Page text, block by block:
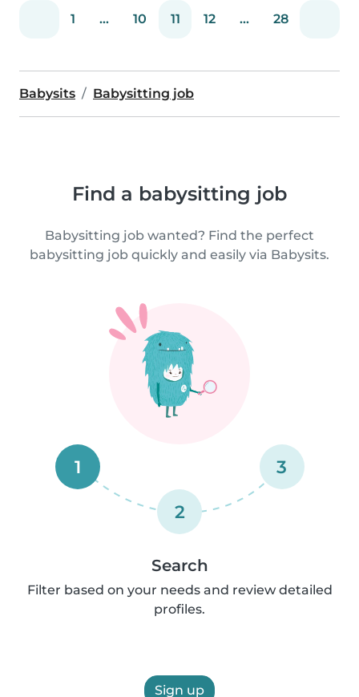
1 ... 10 11 12 ... 28
Babysits Babysitting job
Find a babysitting job
Babysitting job wanted? Find the perfect
babysitting job quickly and easily via Babysits.
1
2
3
Search
Filter based on your needs and review detailed
profiles.
Sign up